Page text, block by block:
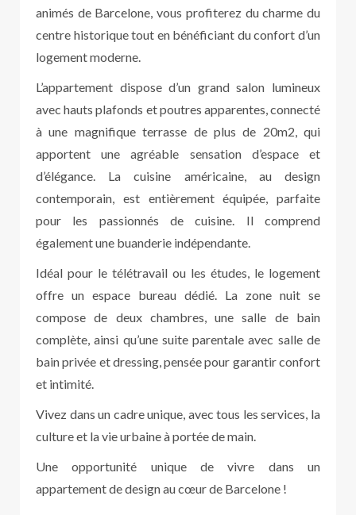
animés de Barcelone, vous profiterez du charme du
centre historique tout en bénéficiant du confort d’un
logement moderne.
L’appartement dispose d’un grand salon lumineux
avec hauts plafonds et poutres apparentes, connecté
à une magnifique terrasse de plus de 20m2, qui
apportent une agréable sensation d’espace et
d’élégance. La cuisine américaine, au design
contemporain, est entièrement équipée, parfaite
pour les passionnés de cuisine. Il comprend
également une buanderie indépendante.
Idéal pour le télétravail ou les études, le logement
offre un espace bureau dédié. La zone nuit se
compose de deux chambres, une salle de bain
complète, ainsi qu’une suite parentale avec salle de
bain privée et dressing, pensée pour garantir confort
et intimité.
Vivez dans un cadre unique, avec tous les services, la
culture et la vie urbaine à portée de main.
Une opportunité unique de vivre dans un
appartement de design au cœur de Barcelone !